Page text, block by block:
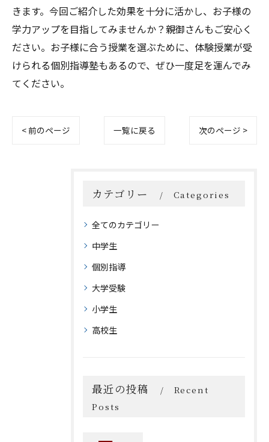
きます。今回ご紹介した効果を十分に活かし、お子様の
学力アップを目指してみませんか？親御さんもご安心く
ださい。お子様に合う授業を選ぶために、体験授業が受
けられる個別指導塾もあるので、ぜひ一度足を運んでみ
てください。
< 前のページ 一覧に戻る 次のページ >
カテゴリー Categories
全てのカテゴリー
中学生
個別指導
大学受験
小学生
高校生
最近の投稿
Recent
Posts